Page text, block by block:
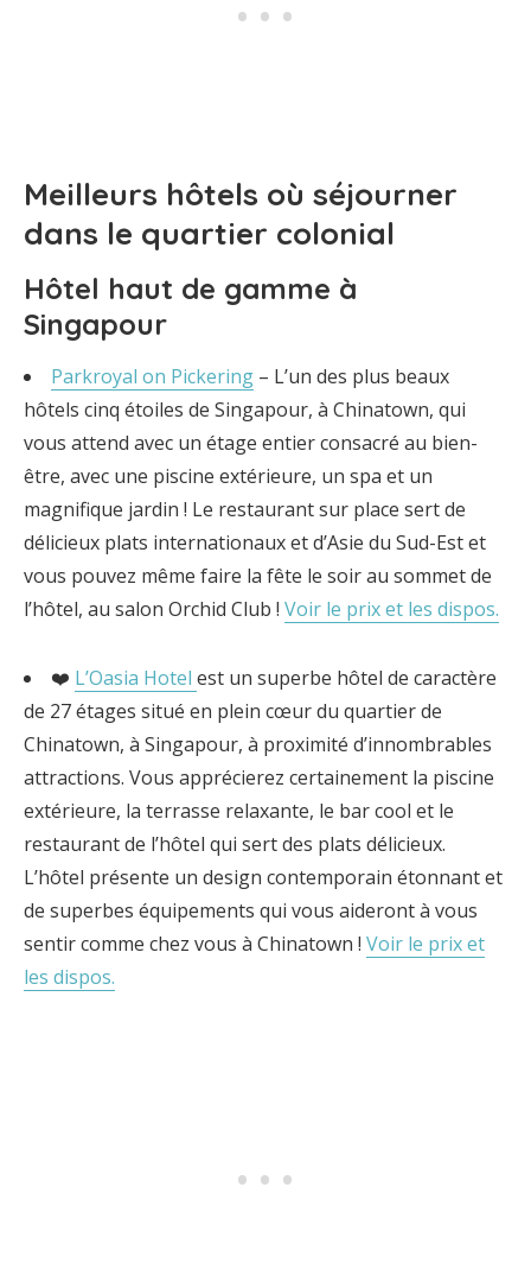
Meilleurs hôtels où séjourner
dans le quartier colonial
Hôtel haut de gamme à
Singapour
Parkroyal on Pickering – L’un des plus beaux
hôtels cinq étoiles de Singapour, à Chinatown, qui
vous attend avec un étage entier consacré au bien-
être, avec une piscine extérieure, un spa et un
magnifique jardin ! Le restaurant sur place sert de
délicieux plats internationaux et d’Asie du Sud-Est et
vous pouvez même faire la fête le soir au sommet de
l’hôtel, au salon Orchid Club ! Voir le prix et les dispos.
❤️ L’Oasia Hotel est un superbe hôtel de caractère
de 27 étages situé en plein cœur du quartier de
Chinatown, à Singapour, à proximité d’innombrables
attractions. Vous apprécierez certainement la piscine
extérieure, la terrasse relaxante, le bar cool et le
restaurant de l’hôtel qui sert des plats délicieux.
L’hôtel présente un design contemporain étonnant et
de superbes équipements qui vous aideront à vous
sentir comme chez vous à Chinatown ! Voir le prix et
les dispos.